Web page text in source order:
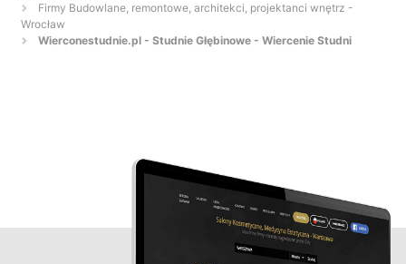
Firmy Budowlane, remontowe, architekci, projektanci wnętrz -
Wrocław
Wierconestudnie.pl - Studnie Głębinowe - Wiercenie Studni